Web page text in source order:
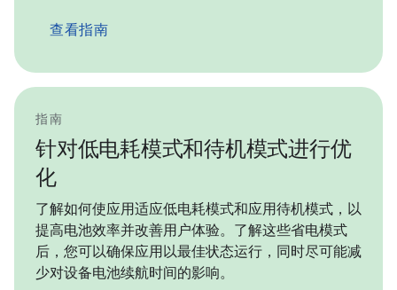
查看指南
指南
针对低电耗模式和待机模式进行优
化
了解如何使应用适应低电耗模式和应用待机模式，以
提高电池效率并改善用户体验。了解这些省电模式
后，您可以确保应用以最佳状态运行，同时尽可能减
少对设备电池续航时间的影响。